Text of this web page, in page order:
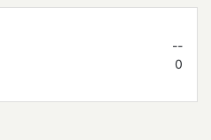
--
0